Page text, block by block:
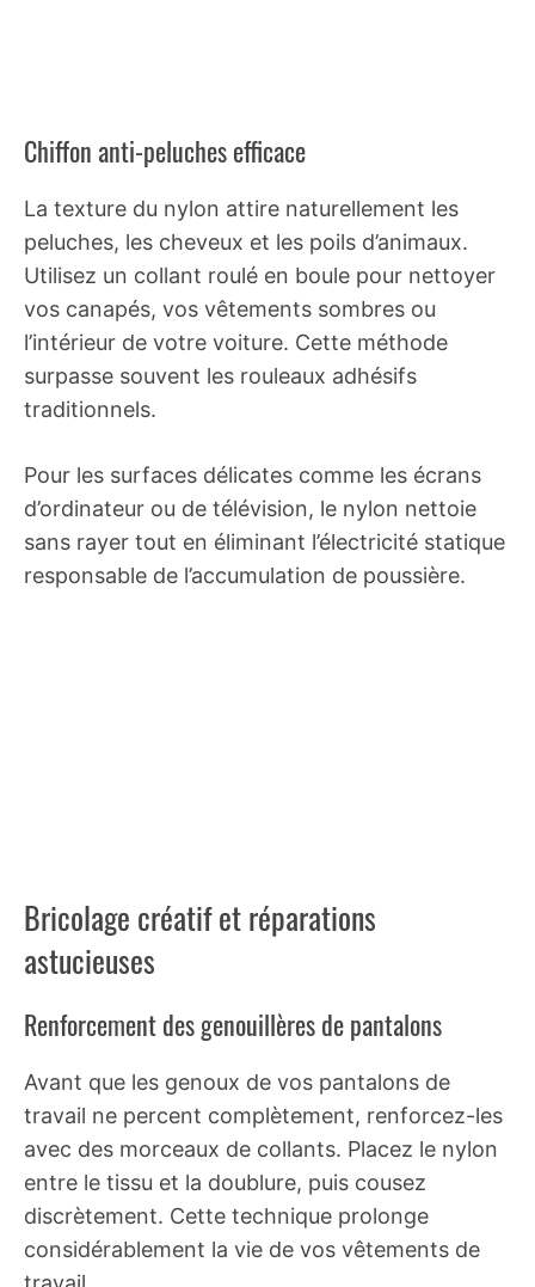
Chiffon anti-peluches efficace
La texture du nylon attire naturellement les
peluches, les cheveux et les poils d’animaux.
Utilisez un collant roulé en boule pour nettoyer
vos canapés, vos vêtements sombres ou
l’intérieur de votre voiture. Cette méthode
surpasse souvent les rouleaux adhésifs
traditionnels.
Pour les surfaces délicates comme les écrans
d’ordinateur ou de télévision, le nylon nettoie
sans rayer tout en éliminant l’électricité statique
responsable de l’accumulation de poussière.
Bricolage créatif et réparations
astucieuses
Renforcement des genouillères de pantalons
Avant que les genoux de vos pantalons de
travail ne percent complètement, renforcez-les
avec des morceaux de collants. Placez le nylon
entre le tissu et la doublure, puis cousez
discrètement. Cette technique prolonge
considérablement la vie de vos vêtements de